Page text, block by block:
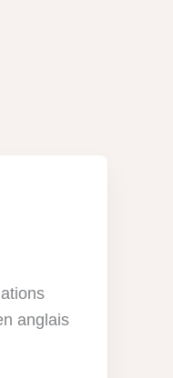
anglais